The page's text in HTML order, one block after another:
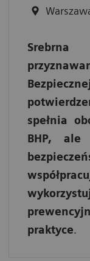
spełnia
BHP, ale
praktyce.